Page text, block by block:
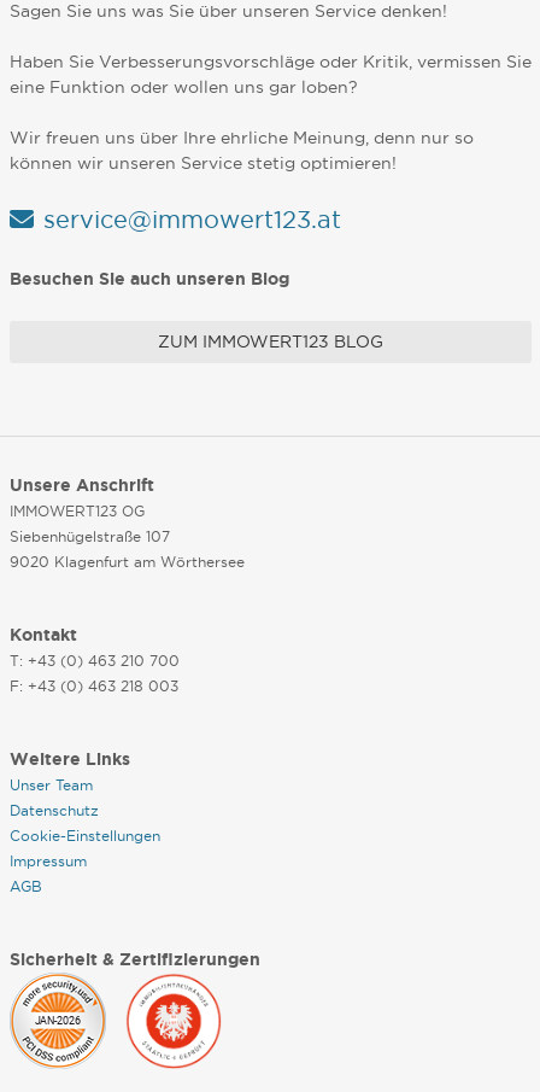
Sagen Sie uns was Sie über unseren Service denken!
Haben Sie Verbesserungsvorschläge oder Kritik, vermissen Sie
eine Funktion oder wollen uns gar loben?
Wir freuen uns über Ihre ehrliche Meinung, denn nur so
können wir unseren Service stetig optimieren!
service@immowert123.at
Besuchen Sie auch unseren Blog
ZUM IMMOWERT123 BLOG
Unsere Anschrift
IMMOWERT123 OG
Siebenhügelstraße 107
9020 Klagenfurt am Wörthersee
Kontakt
T: +43 (0) 463 210 700
F: +43 (0) 463 218 003
Weitere Links
Unser Team
Datenschutz
Cookie-Einstellungen
Impressum
AGB
Sicherheit & Zertifizierungen